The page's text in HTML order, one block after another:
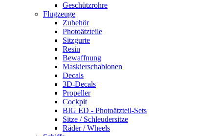
Geschützrohre
Flugzeuge
Zubehör
Photoätzteile
Sitzgurte
Resin
Bewaffnung
Maskierschablonen
Decals
3D-Decals
Propeller
Cockpit
BIG ED - Photoätzteil-Sets
Sitze / Schleudersitze
Räder / Wheels